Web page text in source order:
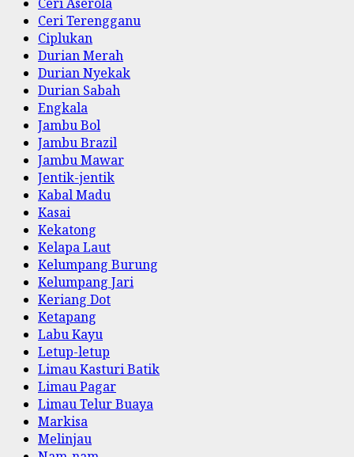
Ceri Terengganu
Ciplukan
Durian Merah
Durian Nyekak
Durian Sabah
Engkala
Jambu Bol
Jambu Brazil
Jambu Mawar
Jentik-jentik
Kabal Madu
Kasai
Kekatong
Kelapa Laut
Kelumpang Burung
Kelumpang Jari
Keriang Dot
Ketapang
Labu Kayu
Letup-letup
Limau Kasturi Batik
Limau Pagar
Limau Telur Buaya
Markisa
Melinjau